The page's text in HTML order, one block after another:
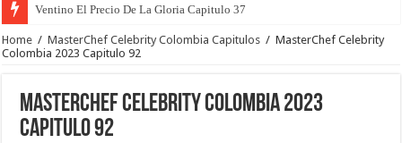
Ventino El Precio De La Gloria Capitulo 37
Home / MasterChef Celebrity Colombia Capitulos / MasterChef Celebrity
Colombia 2023 Capitulo 92
MasterChef Celebrity Colombia 2023
Capitulo 92